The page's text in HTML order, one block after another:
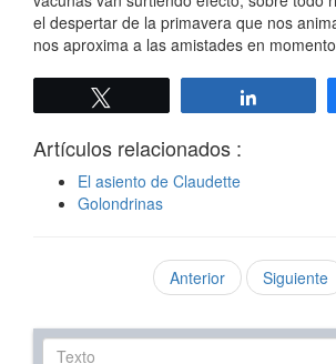
el despertar de la primavera que nos
nos aproxima a las amistades en
Artículos relacionados :
El asiento de Claudette
Golondrinas
Anterior Siguiente
Texto